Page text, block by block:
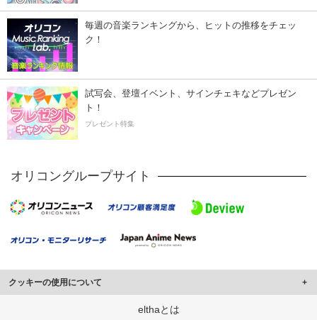
毎週の音楽ランキングから、ヒットの推移をチェッ
ク！
試写会、登壇イベント、サインチェキなどプレゼン
ト！
プレゼント特集
オリコングループサイト
クッキーの使用について
このサイトでは Cookie を使用して、ユーザーに合わせたコンテンツや広告の
elthaとは